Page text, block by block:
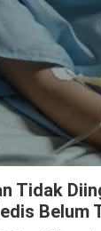
Tidak
Belum